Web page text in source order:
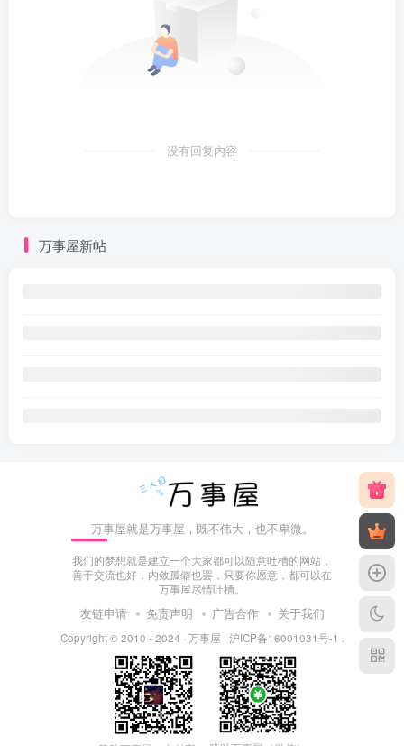
没有回复内容
万事屋新帖
万事屋就是万事屋，既不伟大，也不卑微。
我们的梦想就是建立一个大家都可以随意吐槽的网站，
善于交流也好，内敛孤僻也罢，只要你愿意，都可以在
万事屋尽情吐槽。
友链申请 免责声明 广告合作 关于我们
Copyright © 2010 - 2024 · 万事屋 · 沪ICP备16001031号-1 .